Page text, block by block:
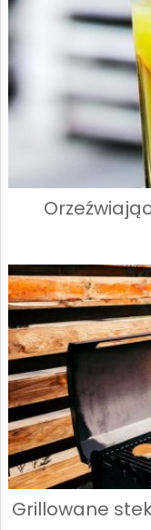
Grillowane